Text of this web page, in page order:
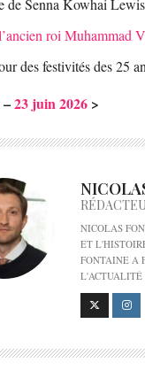
de Senna Kowhai
roi Muhammad
des festivités des 25
–23 juin 2026 >
NICOLAS
ET
FONTAINE A
L'ACTUALITÉ